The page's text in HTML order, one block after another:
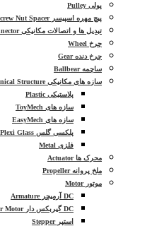
پولی Pulley
پیچ مهره اسپیسر Screw Nut Spacer
تبدیل ها و اتصالات مکانیکی Junction Connector
چرخ Wheel
چرخ دنده Gear
ساچمه Ballbear
سازه های مکانیکی Mechanical Structure
پلاستیکی Plastic
سازه های ToyMech
سازه های EasyMech
پلکسی گلس Plexi Glass
فلزی Metal
محرک ها Actuator
ملخ پروانه Propeller
موتور Motor
DC آرمیچر Armature
DC گیربکس دار DC Gear Motor
استپر Stepper